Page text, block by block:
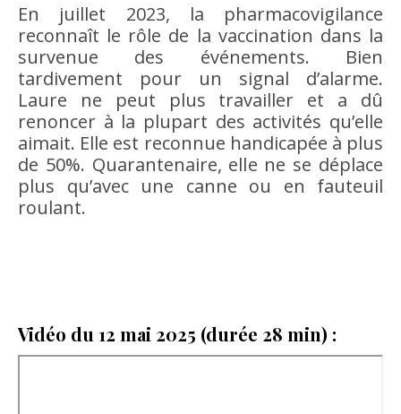
En juillet 2023, la pharmacovigilance
reconnaît le rôle de la vaccination dans la
survenue des événements. Bien
tardivement pour un signal d’alarme.
Laure ne peut plus travailler et a dû
renoncer à la plupart des activités qu’elle
aimait. Elle est reconnue handicapée à plus
de 50%. Quarantenaire, elle ne se déplace
plus qu’avec une canne ou en fauteuil
roulant.
Vidéo du 12 mai 2025 (durée 28 min) :